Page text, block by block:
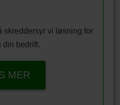
skreddersyr vi løsning for
din bedrift.
MER